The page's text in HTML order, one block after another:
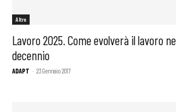
Altro
Lavoro 2025. Come evolverà il lavoro
decennio
ADAPT - 23 Gennaio 2017